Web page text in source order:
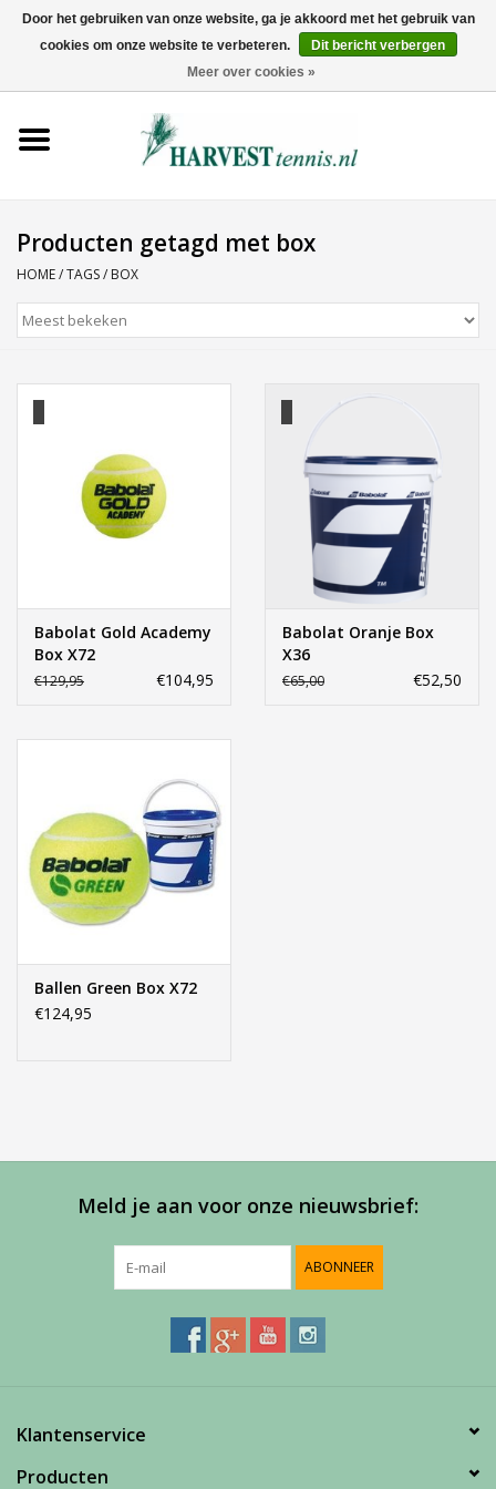
0 Artikelen - €0,00
Tenniskleding
Sponsoring
Padel
Producten getagd met box
HOME/TAGS/ BOX
Babolat Gold Academy
Box X72
€129,95 €104,95
Babolat Oranje Box
X36
€65,00 €52,50
Ballen Green Box X72
€124,95
Meld je aan voor onze nieuwsbrief:
ABONNEER
Klantenservice
Producten
Door het gebruiken van onze website, ga je akkoord met het gebruik van
cookies om onze website te verbeteren.
Dit bericht verbergen
Meer over cookies »